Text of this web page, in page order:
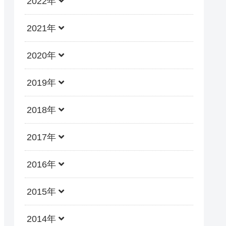
2021年
2020年
2019年
2018年
2017年
2016年
2015年
2014年